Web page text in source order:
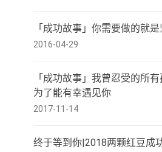
「成功故事」你需要做的就
2016-04-29
「成功故事」我曾忍受的所
为了能有幸遇见你
2017-11-14
终于等到你|2018两颗红豆成